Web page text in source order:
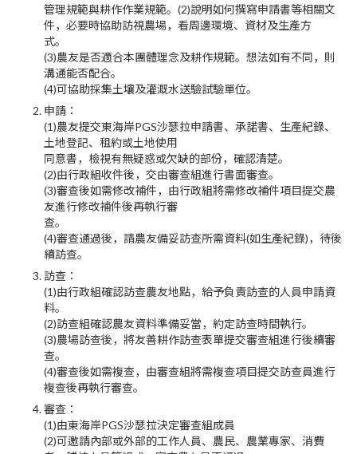
管理規範與耕作作業規範。(2)說明如何撰寫申請書等相關文
件，必要時協助訪視農場，看周邊環境、資材及生產方
式。
(3)農友是否適合本團體理念及耕作規範。想法如有不同，則
溝通能否配合。
(4)可協助採集土壤及灌溉水送驗試驗單位。
申請：
(1)農友提交東海岸PGS沙瑟拉申請書、承諾書、生產紀錄、
土地登記、租約或土地使用
同意書，檢視有無疑惑或欠缺的部份，確認清楚。
(2)由行政組收件後，交由審查組進行書面審查。
(3)審查後如需修改補件，由行政組將需修改補件項目提交農
友進行修改補件後再執行審
查。
(4)審查通過後，請農友備妥訪查所需資料(如生產紀錄)，待後
續訪查。
訪查：
(1)由行政組確認訪查農友地點，給予負責訪查的人員申請資
料。
(2)訪查組確認農友資料準備妥當，約定訪查時間執行。
(3)農場訪查後，將友善耕作訪查表單提交審查組進行後續審
查。
(4)審查後如需複查，由審查組將需複查項目提交訪查員進行
複查後再執行審查。
審查：
(1)由東海岸PGS沙瑟拉決定審查組成員
(2)可邀請內部或外部的工作人員、農民、農業專家、消費